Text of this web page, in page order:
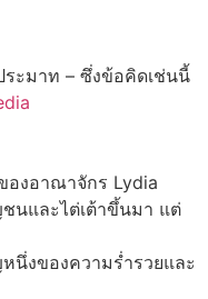
ระมาท – ซึ่งข้อคิดเช่นนี้
องอาณาจักร Lydia
นและไต่เต้าขึ้นมา แต่
นึ่งของความร่ำรวยและ